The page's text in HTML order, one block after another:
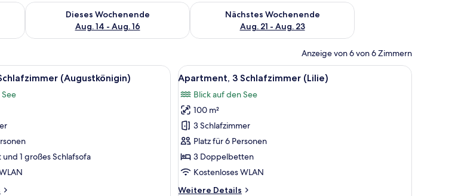
Aug. 9 - Aug. 10.
Dieses Wochenende
Aug. 14 - Aug. 16
Überprüfe die Verfügbarkeit für dieses Wochenende, Aug. 14 - Aug. 16.
Nächstes Wochenende
Aug. 21 - Aug. 23
Überprüfe die Verfügbarkeit für nächstes Wochenende, Aug.
Anzeige von 6 von 6 Zimmern
individuell dekoriert, individuell eingerichtet
Apartment, 1 Schlafzimmer (Augustkönigin) | Kostenloses WLAN, individuell dekoriert, individuell eingerichtet
(Augustkönigin)
1 großes Schlafsofa
Alle
Fotos
für
Apartment,
3 Schlafzimmer
(Lilie)
anzeigen
Apartment, 3 Schlafzimmer (Lilie) |
10
Apartment, 3 Schlafzimmer (Lilie)
Blick auf den See
100 m²
3 Schlafzimmer
Platz für 6 Personen
3 Doppelbetten
Kostenloses WLAN
Weitere Details
Weitere